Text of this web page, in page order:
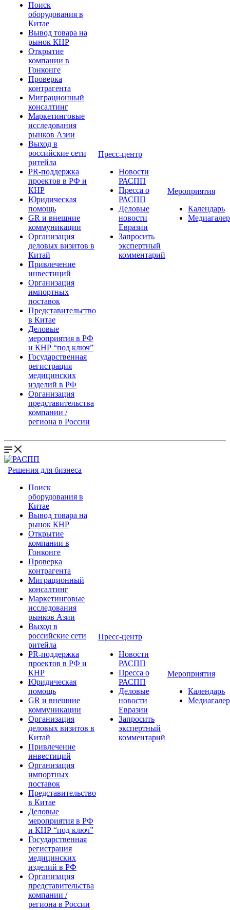
Поиск
оборудования в
Китае
Вывод товара на
рынок КНР
Открытие
компании в
Гонконге
Проверка
контрагента
Миграционный
консалтинг
Маркетинговые
исследования
рынков Азии
Выход в
российские сети
ритейла
PR-поддержка
проектов в РФ и
КНР
Юридическая
помощь
GR и внешние
коммуникации
Организация
деловых визитов в
Китай
Привлечение
инвестиций
Организация
импортных
поставок
Представительство
в Китае
Деловые
мероприятия в РФ
и КНР “под ключ”
Государственная
регистрация
медицинских
изделий в РФ
Организация
представительства
компании /
региона в России
Пресс-центр
Новости
РАСПП
Пресса о
РАСПП
Деловые
новости
Евразии
Запросить
экспертный
комментарий
Мероприятия
Календарь
Решения для бизнеса
Поиск
оборудования в
Китае
Вывод товара на
рынок КНР
Открытие
компании в
Гонконге
Проверка
контрагента
Миграционный
консалтинг
Маркетинговые
исследования
рынков Азии
Выход в
российские сети
ритейла
PR-поддержка
проектов в РФ и
КНР
Юридическая
помощь
GR и внешние
коммуникации
Организация
деловых визитов в
Китай
Привлечение
инвестиций
Организация
импортных
поставок
Представительство
в Китае
Деловые
мероприятия в РФ
и КНР “под ключ”
Государственная
регистрация
медицинских
изделий в РФ
Организация
представительства
компании /
региона в России
Пресс-центр
Новости
РАСПП
Пресса о
РАСПП
Деловые
новости
Евразии
Запросить
экспертный
комментарий
Мероприятия
Календарь